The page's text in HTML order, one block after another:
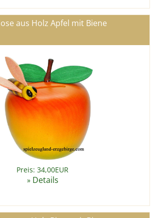
aus Holz Apfel mit Biene
Preis: 34,00EUR
» Details